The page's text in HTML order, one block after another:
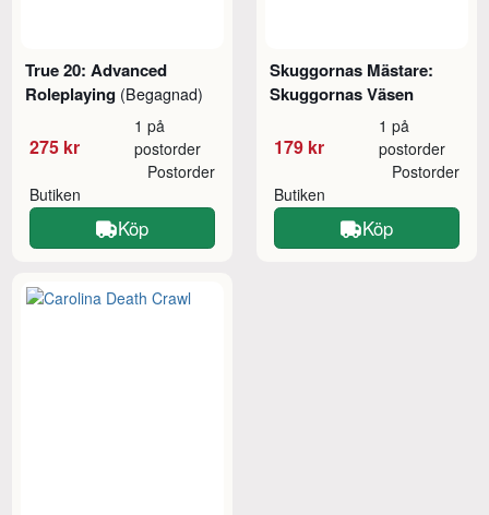
True 20: Advanced
Roleplaying (Begagnad)
275 kr
1 på
postorder
Butiken
Postorder
Köp
Skuggornas Mästare:
Skuggornas Väsen
179 kr
1 på
postorder
Butiken
Postorder
Köp